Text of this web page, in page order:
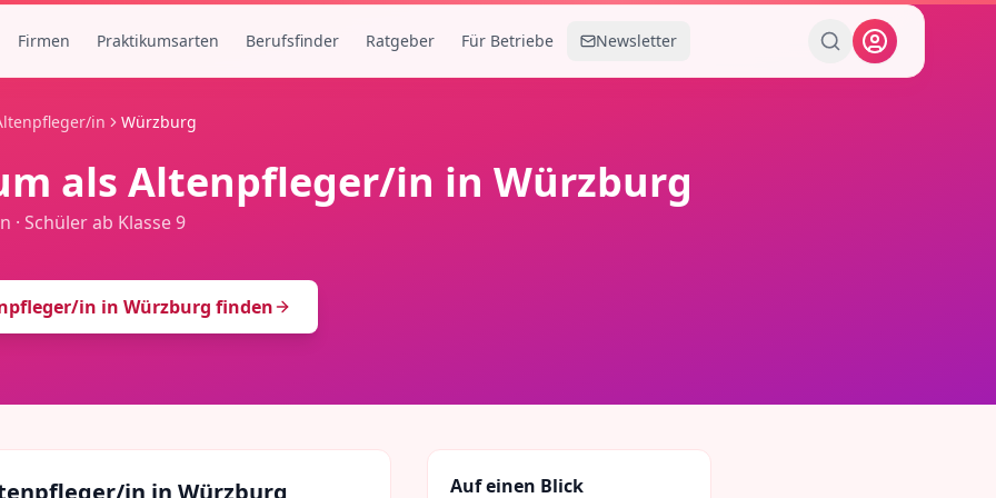
Firmen Praktikumsarten Berufsfinder Ratgeber Für Betriebe Newsletter
in Würzburg
als Altenpfleger/in in Würzburg
· Schüler ab Klasse 9
in in Würzburg finden
in in Würzburg Auf einen Blick